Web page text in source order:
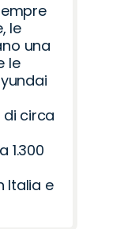
le
una
le
circa
1.300
Italia e